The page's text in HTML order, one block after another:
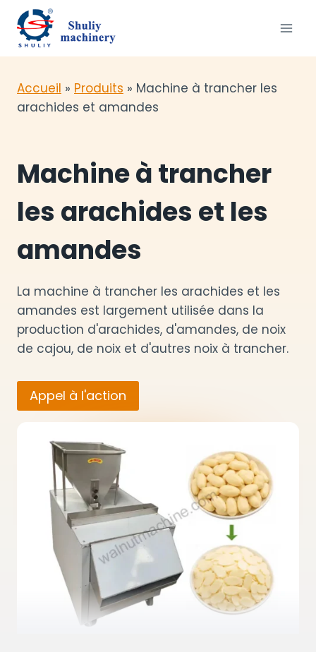
Aller
contenu
Accueil » Produits » Machine à trancher les
arachides et amandes
Machine à trancher
les arachides et les
amandes
La machine à trancher les arachides et les
amandes est largement utilisée dans la
production d'arachides, d'amandes, de noix
de cajou, de noix et d'autres noix à trancher.
Appel à l'action